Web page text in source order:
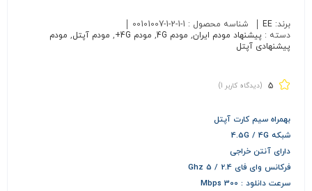
برند: EE شناسه محصول : 00101007-1-2-1-1
دسته : پیشنهاد مودم ایران, مودم 4G , مودم 4G+ , مودم آپتل, مودم
پیشنهادی آپتل
5 (دیدگاه کاربر 1
)
بهمراه سیم کارت آپتل
شبکه 4.5G / 4G
دارای آنتن خراجی
فرکانس وای فای 2.4 / 5 Ghz
سرعت دانلود : 300 Mbps